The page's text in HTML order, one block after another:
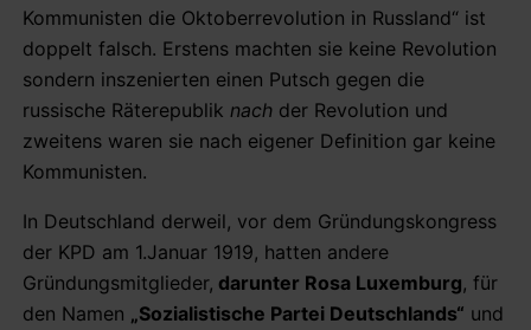
Kommunisten die Oktoberrevolution in Russland“ ist
doppelt falsch. Erstens machten sie keine Revolution
sondern inszenierten einen Putsch gegen die
russische Räterepublik nach der Revolution und
zweitens waren sie nach eigener Definition gar keine
Kommunisten.
In Deutschland derweil, vor dem Gründungskongress
der KPD am 1.Januar 1919, hatten andere
Gründungsmitglieder, darunter Rosa Luxemburg, für
den Namen „Sozialistische Partei Deutschlands“ und